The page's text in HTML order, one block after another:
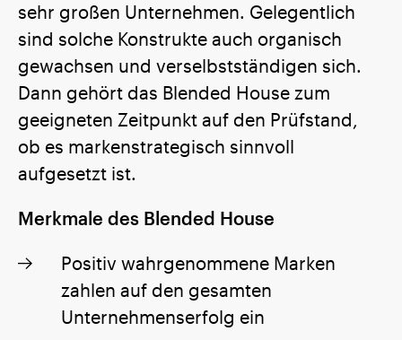
sehr großen Unternehmen. Gelegentlich
sind solche Konstrukte auch organisch
gewachsen und verselbstständigen sich.
Dann gehört das Blended House zum
geeigneten Zeitpunkt auf den Prüfstand,
ob es markenstrategisch sinnvoll
aufgesetzt ist.
Merkmale des Blended House
Positiv wahrgenommene Marken
zahlen auf den gesamten
Unternehmenserfolg ein